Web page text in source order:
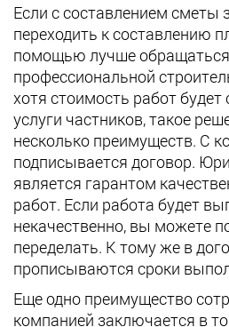
Если с составлением сметы
переходить к составлению
помощью лучше
профессиональной
хотя стоимость работ
услуги частников, такое
несколько преимуществ. С
подписывается договор.
является гарантом
работ. Если работа будет
некачественно, вы можете
переделать. К тому же в
прописываются сроки
Еще одно преимущество
компанией заключается в